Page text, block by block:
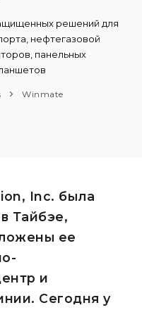
решений для
нефтегазовой
панельных
Winmate
Inc. была
Тайбэе,
ее
и
Сегодня у